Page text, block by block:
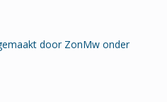
door ZonMw onder